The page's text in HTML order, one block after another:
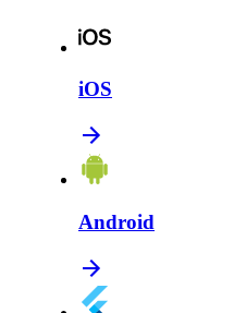
iOS
Android